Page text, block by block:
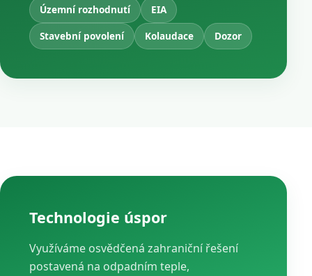
Územní rozhodnutí
EIA
Stavební povolení
Kolaudace Dozor
Technologie úspor
Využíváme osvědčená zahraniční řešení
postavená na odpadním teple,